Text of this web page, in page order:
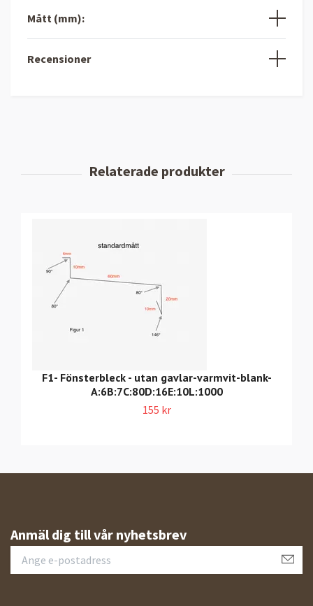
Mått (mm):
Recensioner
F1- Fönsterbleck - utan gavlar-varmvit-blank-
A:6B:7C:80D:16E:10L:1000
155 kr
Anmäl dig till vår nyhetsbrev